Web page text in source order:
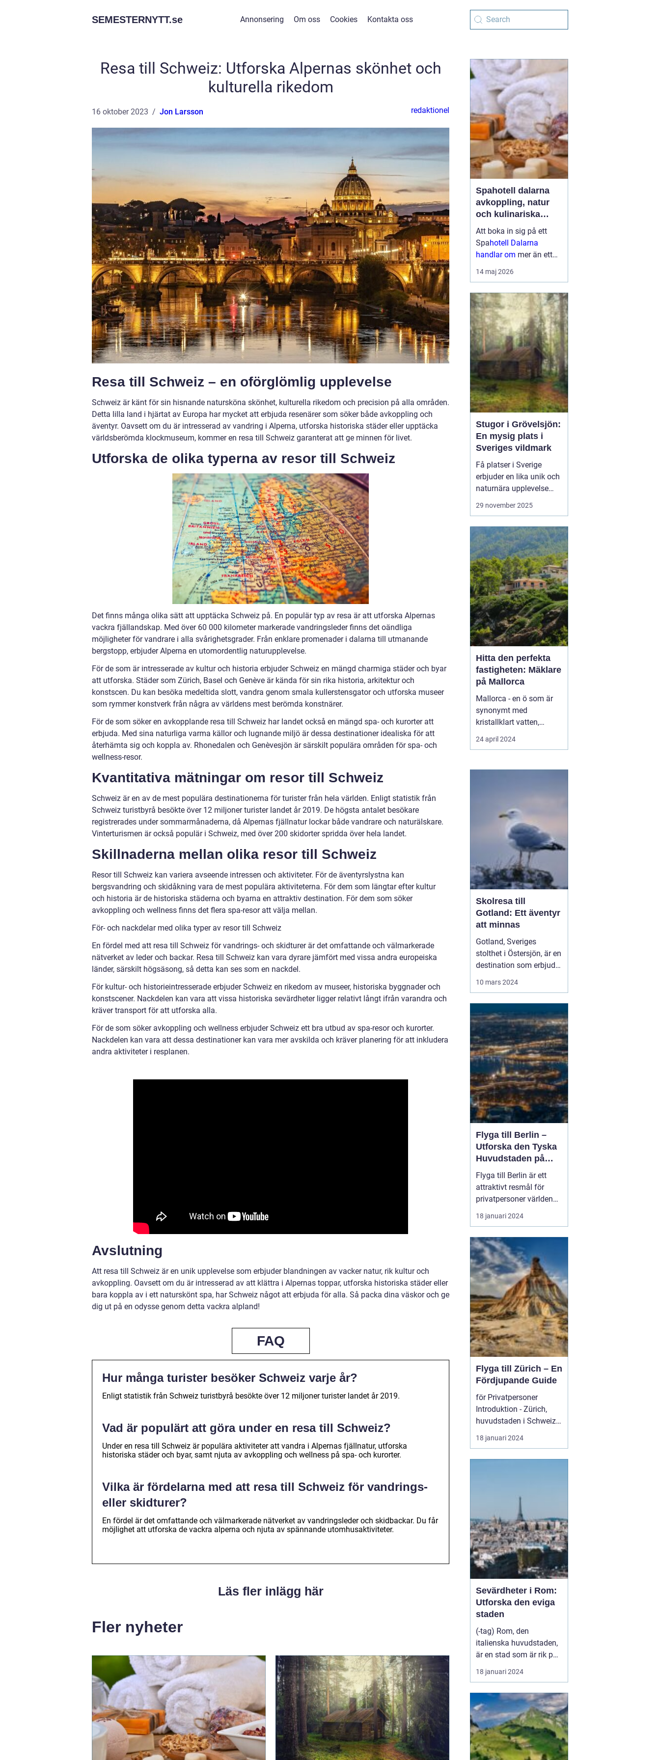
SEMESTERNYTT.se Annonsering Om oss Cookies Kontakta oss
Resa till Schweiz: Utforska Alpernas skönhet och
kulturella rikedom
16 oktober 2023 Jon Larsson redaktionel
Resa till Schweiz – en oförglömlig upplevelse
Schweiz är känt för sin hisnande natursköna skönhet, kulturella rikedom och precision på alla områden.
Detta lilla land i hjärtat av Europa har mycket att erbjuda resenärer som söker både avkoppling och
äventyr. Oavsett om du är intresserad av vandring i Alperna, utforska historiska städer eller upptäcka
världsberömda klockmuseum, kommer en resa till Schweiz garanterat att ge minnen för livet.
Utforska de olika typerna av resor till Schweiz
Det finns många olika sätt att upptäcka Schweiz på. En populär typ av resa är att utforska Alpernas
vackra fjällandskap. Med över 60 000 kilometer markerade vandringsleder finns det oändliga
möjligheter för vandrare i alla svårighetsgrader. Från enklare promenader i dalarna till utmanande
bergstopp, erbjuder Alperna en utomordentlig naturupplevelse.
För de som är intresserade av kultur och historia erbjuder Schweiz en mängd charmiga städer och byar
att utforska. Städer som Zürich, Basel och Genève är kända för sin rika historia, arkitektur och
konstscen. Du kan besöka medeltida slott, vandra genom smala kullerstensgator och utforska museer
som rymmer konstverk från några av världens mest berömda konstnärer.
För de som söker en avkopplande resa till Schweiz har landet också en mängd spa- och kurorter att
erbjuda. Med sina naturliga varma källor och lugnande miljö är dessa destinationer idealiska för att
återhämta sig och koppla av. Rhonedalen och Genèvesjön är särskilt populära områden för spa- och
wellness-resor.
Kvantitativa mätningar om resor till Schweiz
Schweiz är en av de mest populära destinationerna för turister från hela världen. Enligt statistik från
Schweiz turistbyrå besökte över 12 miljoner turister landet år 2019. De högsta antalet besökare
registrerades under sommarmånaderna, då Alpernas fjällnatur lockar både vandrare och naturälskare.
Vinterturismen är också populär i Schweiz, med över 200 skidorter spridda över hela landet.
Skillnaderna mellan olika resor till Schweiz
Resor till Schweiz kan variera avseende intressen och aktiviteter. För de äventyrslystna kan
bergsvandring och skidåkning vara de mest populära aktiviteterna. För dem som längtar efter kultur
och historia är de historiska städerna och byarna en attraktiv destination. För dem som söker
avkoppling och wellness finns det flera spa-resor att välja mellan.
För- och nackdelar med olika typer av resor till Schweiz
En fördel med att resa till Schweiz för vandrings- och skidturer är det omfattande och välmarkerade
nätverket av leder och backar. Resa till Schweiz kan vara dyrare jämfört med vissa andra europeiska
länder, särskilt högsäsong, så detta kan ses som en nackdel.
För kultur- och historieintresserade erbjuder Schweiz en rikedom av museer, historiska byggnader och
konstscener. Nackdelen kan vara att vissa historiska sevärdheter ligger relativt långt ifrån varandra och
kräver transport för att utforska alla.
För de som söker avkoppling och wellness erbjuder Schweiz ett bra utbud av spa-resor och kurorter.
Nackdelen kan vara att dessa destinationer kan vara mer avskilda och kräver planering för att inkludera
andra aktiviteter i resplanen.
Avslutning
Att resa till Schweiz är en unik upplevelse som erbjuder blandningen av vacker natur, rik kultur och
avkoppling. Oavsett om du är intresserad av att klättra i Alpernas toppar, utforska historiska städer eller
bara koppla av i ett naturskönt spa, har Schweiz något att erbjuda för alla. Så packa dina väskor och ge
dig ut på en odysse genom detta vackra alpland!
FAQ
Hur många turister besöker Schweiz varje år?
Enligt statistik från Schweiz turistbyrå besökte över 12 miljoner turister landet år 2019.
Vad är populärt att göra under en resa till Schweiz?
Under en resa till Schweiz är populära aktiviteter att vandra i Alpernas fjällnatur, utforska
historiska städer och byar, samt njuta av avkoppling och wellness på spa- och kurorter.
Vilka är fördelarna med att resa till Schweiz för vandrings-
eller skidturer?
En fördel är det omfattande och välmarkerade nätverket av vandringsleder och skidbackar. Du får
möjlighet att utforska de vackra alperna och njuta av spännande utomhusaktiviteter.
Läs fler inlägg här
Fler nyheter
Spahotell dalarna
avkoppling, natur
och kulinariska
upplevelser
Att boka in sig på ett
Spahotell Dalarna
handlar om mer än ett
varmt bad och en skön
säng. Många söker en
tystnar, kroppen får
återhämta sig och
sinnena fylls av nya
intryck. I Dalarna möts
gäster...
14 maj 2026
Stugor i Grövelsjön:
En mysig plats i
Sveriges vildmark
Få platser i Sverige
erbjuder en lika unik och
naturnära upplevelse
som stugor i Grövelsjön.
landskap är Grövelsjön
en attraktion för alla
som sö...
29 november 2025
Hitta den perfekta
fastigheten: Mäklare
på Mallorca
Mallorca - en ö som är
synonymt med
kristallklart vatten,
varma solstrålar,
maleriska
nattliv. Denna spanska ö
24 april 2024
Skolresa till
Gotland: Ett äventyr
att minnas
Gotland, Sveriges
stolthet i Östersjön, är en
destination som erbjuder
naturlig skönhet, är ett
populärt val för skolr...
10 mars 2024
Flyga till Berlin –
Utforska den Tyska
Huvudstaden på
Nära Håll
Flyga till Berlin är ett
attraktivt resmål för
privatpersoner världen
över. Staden i sig bjuder
på en rik historia,
många sevärdheter. I
denna artikel kommer vi
att ge dig en grundlig
översikt över att resa till
Berlin, presenter...
18 januari 2024
Flyga till Zürich – En
Fördjupande Guide
för Privatpersoner
Introduktion - Zürich,
huvudstaden i Schweiz,
är inte bara känt för s...
18 januari 2024
Sevärdheter i Rom:
Utforska den eviga
staden
(-tag) Rom, den
italienska huvudstaden,
är en stad som är rik på
historia, kultur och
vackra sevärdheter. Att
stappla genom tiden och
uppleva livet under det
antika romerska
imperiet. Från kolossala
ruiner till vackra
18 januari 2024